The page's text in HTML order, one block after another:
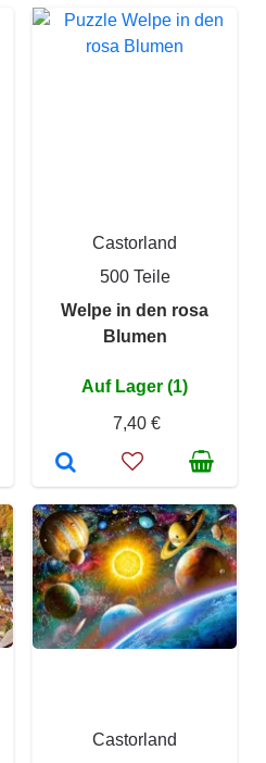
Castorland
500 Teile
Welpe in den rosa
Blumen
Auf Lager (1)
7,40 €
Castorland